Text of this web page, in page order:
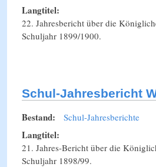
Langtitel:
22. Jahresbericht über die
Schuljahr 1899/1900.
Schul-Jahresbericht
Bestand: Schul-Jahresberichte
Langtitel:
21. Jahres-Bericht über die
Schuljahr 1898/99.